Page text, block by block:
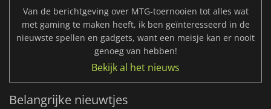
Van de berichtgeving over MTG-toernooien tot alles wat
met gaming te maken heeft, ik ben geïnteresseerd in de
nieuwste spellen en gadgets, want een meisje kan er nooit
genoeg van hebben!
Bekijk al het nieuws
Belangrijke nieuwtjes